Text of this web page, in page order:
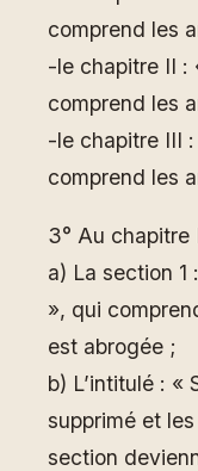
comprend les
-le chapitre II :
comprend les
-le chapitre III :
comprend les
3° Au chapitre
a) La section 1
», qui
est abrogée ;
b) L’intitulé : «
supprimé et
section